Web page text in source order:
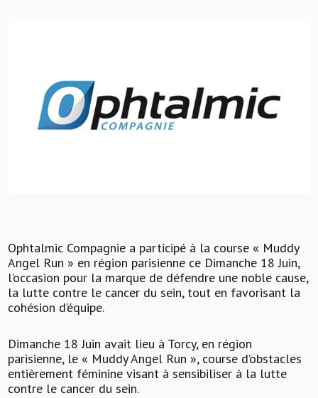
Ophtalmic Compagnie a participé à la course « Muddy
Angel Run » en région parisienne ce Dimanche 18 Juin,
l’occasion pour la marque de défendre une noble cause,
la lutte contre le cancer du sein, tout en favorisant la
cohésion d’équipe.
Dimanche 18 Juin avait lieu à Torcy, en région
parisienne, le « Muddy Angel Run », course d’obstacles
entièrement féminine visant à sensibiliser à la lutte
contre le cancer du sein.